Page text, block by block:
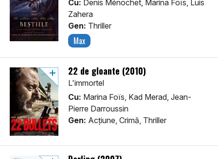
Cu: Denis Ménochet, Marina Foïs, Luis
Zahera
Gen: Thriller
Max
22 de gloante (2010)
L'immortel
Cu: Marina Foïs, Kad Merad, Jean-
Pierre Darroussin
Gen: Acţiune, Crimă, Thriller